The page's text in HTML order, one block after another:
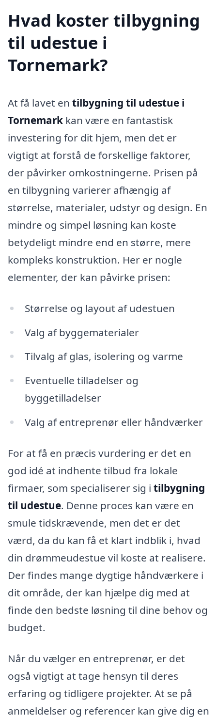
Hvad koster tilbygning
til udestue i
Tornemark?
At få lavet en tilbygning til udestue i
Tornemark kan være en fantastisk
investering for dit hjem, men det er
vigtigt at forstå de forskellige faktorer,
der påvirker omkostningerne. Prisen på
en tilbygning varierer afhængig af
størrelse, materialer, udstyr og design. En
mindre og simpel løsning kan koste
betydeligt mindre end en større, mere
kompleks konstruktion. Her er nogle
elementer, der kan påvirke prisen:
Størrelse og layout af udestuen
Valg af byggematerialer
Tilvalg af glas, isolering og varme
Eventuelle tilladelser og
byggetilladelser
Valg af entreprenør eller håndværker
For at få en præcis vurdering er det en
god idé at indhente tilbud fra lokale
firmaer, som specialiserer sig i tilbygning
til udestue. Denne proces kan være en
smule tidskrævende, men det er det
værd, da du kan få et klart indblik i, hvad
din drømmeudestue vil koste at realisere.
Der findes mange dygtige håndværkere i
dit område, der kan hjælpe dig med at
finde den bedste løsning til dine behov og
budget.
Når du vælger en entreprenør, er det
også vigtigt at tage hensyn til deres
erfaring og tidligere projekter. At se på
anmeldelser og referencer kan give dig en